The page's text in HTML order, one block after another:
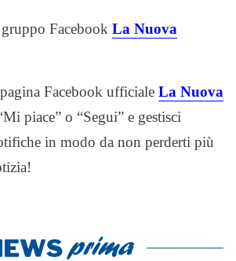
Facebook La Nuova
Facebook ufficiale La Nuova
piace” o “Segui” e gestisci
in modo da non perderti più